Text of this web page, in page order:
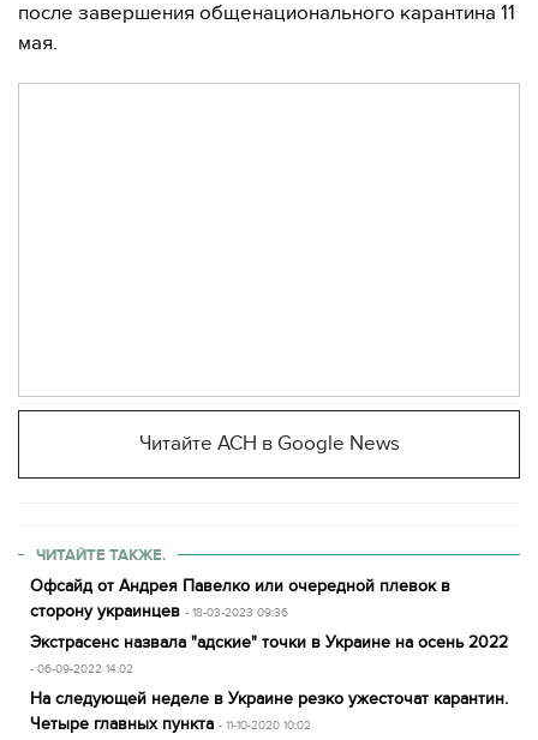
после завершения общенационального карантина 11
мая.
Читайте АСН в Google News
ЧИТАЙТЕ ТАКЖЕ.
Офсайд от Андрея Павелко или очередной плевок в
сторону украинцев - 18-03-2023 09:36
Экстрасенс назвала "адские" точки в Украине на осень 2022
- 06-09-2022 14:02
На следующей неделе в Украине резко ужесточат карантин.
Четыре главных пункта - 11-10-2020 10:02